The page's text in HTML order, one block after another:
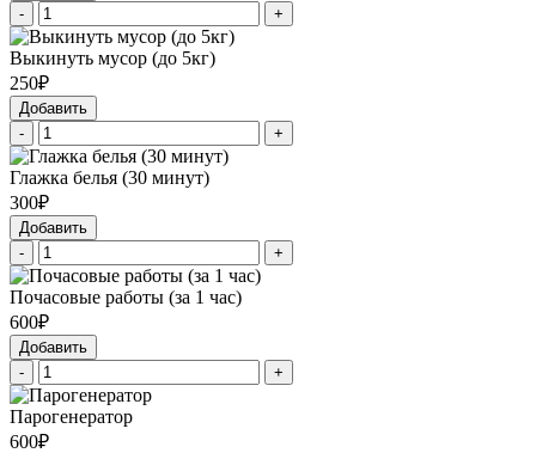
-
+
Выкинуть мусор (до 5кг)
250₽
Добавить
-
+
Глажка белья (30 минут)
300₽
Добавить
-
+
Почасовые работы (за 1 час)
600₽
Добавить
-
+
Парогенератор
600₽